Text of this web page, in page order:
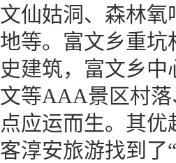
文仙姑洞、森林
地等。富文乡重坑
史建筑，富文乡中
文等AAA景区村
点应运而生。其
客淳安旅游找到了